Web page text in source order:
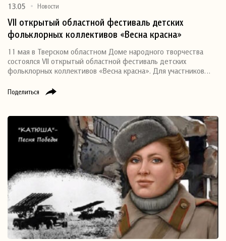
Поделиться
13.05 Новости
VII открытый областной фестиваль детских
фольклорных коллективов «Весна красна»
11 мая в Тверском областном Доме народного творчества
состоялся VII открытый областной фестиваль детских
фольклорных коллективов «Весна красна». Для участников…